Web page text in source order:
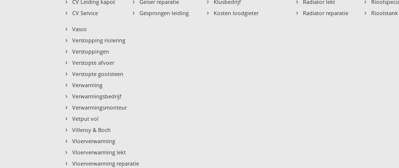
CV Leiding kapot
› CV Service
Geiser reparatie
› Gesprongen leiding
Klusbedrijf
› Kosten loodgieter
Radiator lekt
› Radiator reparatie › Rioolstank
› Vasco
› Verstopping riolering
› Verstoppingen
› Verstopte afvoer
› Verstopte gootsteen
› Verwarming
› Verwarmingsbedrijf
› Verwarmingsmonteur
› Vetput vol
› Villeroy & Boch
› Vloerverwarming
› Vloerverwarming lekt
› Vloerverwarming reparatie